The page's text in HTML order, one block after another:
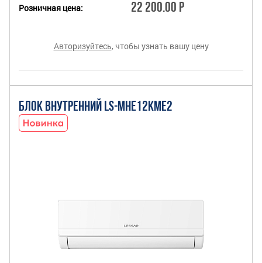
Розничная цена:
22 200.00 Р
Авторизуйтесь, чтобы узнать вашу цену
БЛОК ВНУТРЕННИЙ LS-MHE12KME2